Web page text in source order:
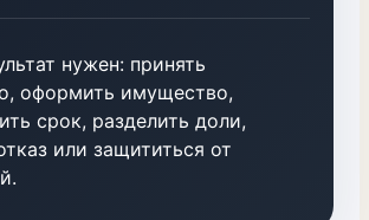
нужен: принять
оформить имущество,
срок, разделить доли,
или защититься от